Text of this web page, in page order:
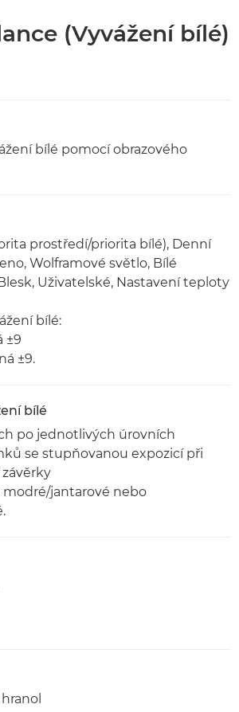
(Vyvážení bílé)
bílé pomocí obrazového
prostředí/priorita bílé), Denní
Wolframové světlo, Bílé
Uživatelské, Nastavení teploty
bílé:
±9
±9.
bílé
po jednotlivých úrovních
se stupňovanou expozicí při
jantarové nebo